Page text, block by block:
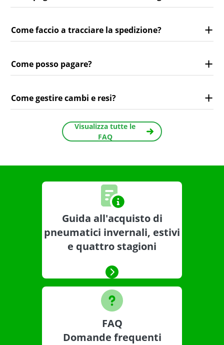
Come faccio a tracciare la spedizione?
Come posso pagare?
Come gestire cambi e resi?
Visualizza tutte le
FAQ
Guida all'acquisto di
pneumatici invernali, estivi
e quattro stagioni
FAQ
Domande frequenti